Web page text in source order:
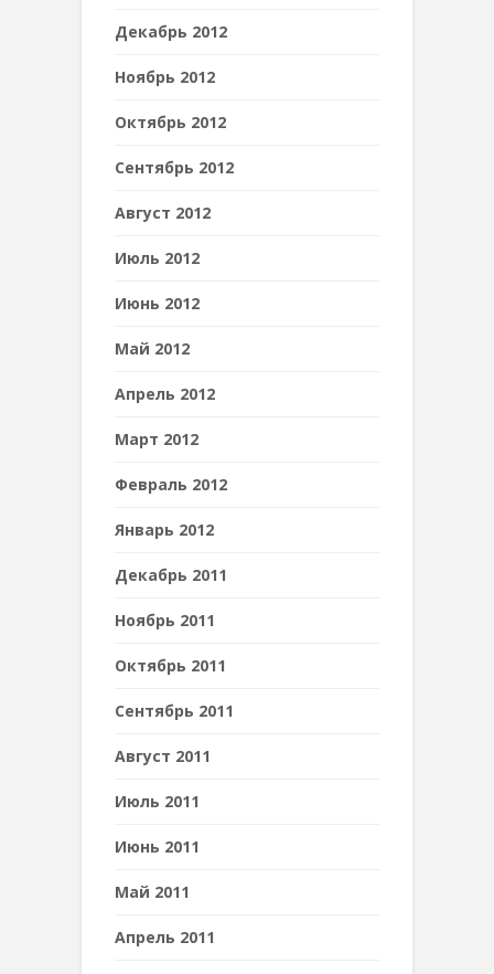
Декабрь 2012
Ноябрь 2012
Октябрь 2012
Сентябрь 2012
Август 2012
Июль 2012
Июнь 2012
Май 2012
Апрель 2012
Март 2012
Февраль 2012
Январь 2012
Декабрь 2011
Ноябрь 2011
Октябрь 2011
Сентябрь 2011
Август 2011
Июль 2011
Июнь 2011
Май 2011
Апрель 2011